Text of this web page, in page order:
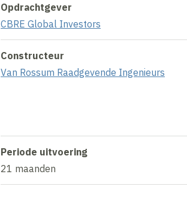
Opdrachtgever
CBRE Global Investors
Constructeur
Van Rossum Raadgevende Ingenieurs
Periode uitvoering
21 maanden